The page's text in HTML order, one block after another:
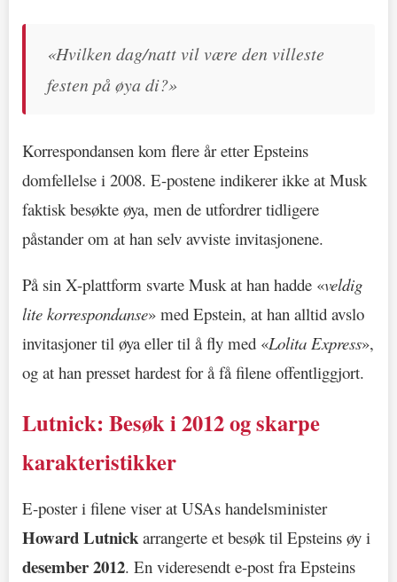
«Hvilken dag/natt vil være den villeste
festen på øya di?»
Korrespondansen kom flere år etter Epsteins
domfellelse i 2008. E-postene indikerer ikke at Musk
faktisk besøkte øya, men de utfordrer tidligere
påstander om at han selv avviste invitasjonene.
På sin X-plattform svarte Musk at han hadde «veldig
lite korrespondanse» med Epstein, at han alltid avslo
invitasjoner til øya eller til å fly med «Lolita Express»,
og at han presset hardest for å få filene offentliggjort.
Lutnick: Besøk i 2012 og skarpe
karakteristikker
E-poster i filene viser at USAs handelsminister
Howard Lutnick arrangerte et besøk til Epsteins øy i
desember 2012. En videresendt e-post fra Epsteins